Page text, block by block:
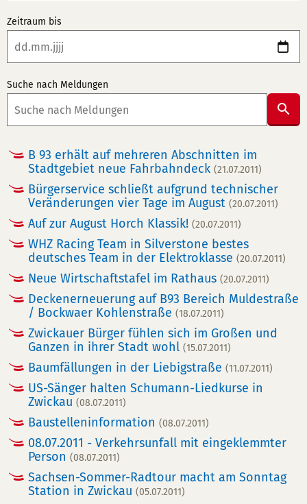
Zeitraum bis
Suche nach Meldungen
B 93 erhält auf mehreren Abschnitten im
Stadtgebiet neue Fahrbahndeck (21.07.2011)
Bürgerservice schließt aufgrund technischer
Veränderungen vier Tage im August (20.07.2011)
Auf zur August Horch Klassik! (20.07.2011)
WHZ Racing Team in Silverstone bestes
deutsches Team in der Elektroklasse (20.07.2011)
Neue Wirtschaftstafel im Rathaus (20.07.2011)
Deckenerneuerung auf B93 Bereich Muldestraße
/ Bockwaer Kohlenstraße (18.07.2011)
Zwickauer Bürger fühlen sich im Großen und
Ganzen in ihrer Stadt wohl (15.07.2011)
Baumfällungen in der Liebigstraße (11.07.2011)
US-Sänger halten Schumann-Liedkurse in
Zwickau (08.07.2011)
Baustelleninformation (08.07.2011)
08.07.2011 - Verkehrsunfall mit eingeklemmter
Person (08.07.2011)
Sachsen-Sommer-Radtour macht am Sonntag
Station in Zwickau (05.07.2011)